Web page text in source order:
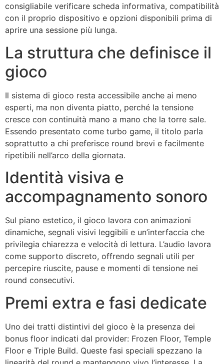
consigliabile verificare scheda informativa, compatibilità
con il proprio dispositivo e opzioni disponibili prima di
aprire una sessione più lunga.
La struttura che definisce il
gioco
Il sistema di gioco resta accessibile anche ai meno
esperti, ma non diventa piatto, perché la tensione
cresce con continuità mano a mano che la torre sale.
Essendo presentato come turbo game, il titolo parla
soprattutto a chi preferisce round brevi e facilmente
ripetibili nell’arco della giornata.
Identità visiva e
accompagnamento sonoro
Sul piano estetico, il gioco lavora con animazioni
dinamiche, segnali visivi leggibili e un’interfaccia che
privilegia chiarezza e velocità di lettura. L’audio lavora
come supporto discreto, offrendo segnali utili per
percepire riuscite, pause e momenti di tensione nei
round consecutivi.
Premi extra e fasi dedicate
Uno dei tratti distintivi del gioco è la presenza dei
bonus floor indicati dal provider: Frozen Floor, Temple
Floor e Triple Build. Queste fasi speciali spezzano la